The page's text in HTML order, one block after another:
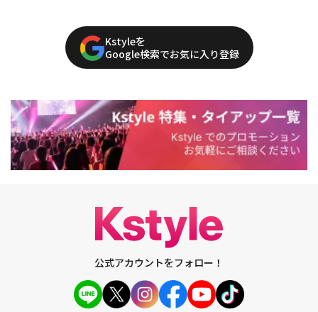
Kstyleを
Google検索でお気に入り登録
公式アカウントをフォロー！